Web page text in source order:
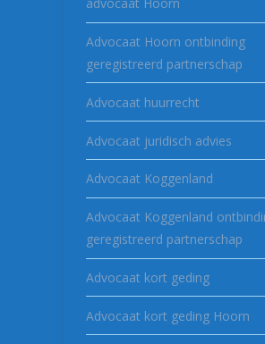
Advocaat Hoorn ontbinding
geregistreerd partnerschap
Advocaat huurrecht
Advocaat juridisch advies
Advocaat Koggenland
Advocaat Koggenland
geregistreerd partnerschap
Advocaat kort geding
Advocaat kort geding Hoorn